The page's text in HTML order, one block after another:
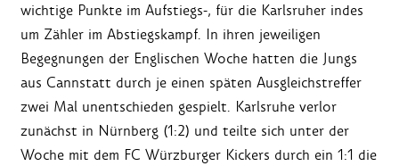
wichtige Punkte im Aufstiegs-, für die Karlsruher indes
um Zähler im Abstiegskampf. In ihren jeweiligen
Begegnungen der Englischen Woche hatten die Jungs
aus Cannstatt durch je einen späten Ausgleichstreffer
zwei Mal unentschieden gespielt. Karlsruhe verlor
zunächst in Nürnberg (1:2) und teilte sich unter der
Woche mit dem FC Würzburger Kickers durch ein 1:1 die